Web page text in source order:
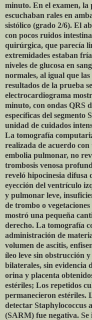
minuto. En el examen, la
escuchaban rales en
sistólico (grado 2/6). El
con pocos ruidos
quirúrgica, que parecía
extremidades estaban
niveles de glucosa en
normales, al igual que
resultados de la prueba
electrocardiograma
minuto, con ondas QRS
específicas del segmento
unidad de cuidados
La tomografía
realizada de acuerdo
embolia pulmonar, no
trombosis venosa
reveló hipocinesia difusa
eyección del ventrículo
y pulmonar leve,
de trombo o
mostró una pequeña
derecho. La tomografía
administración de
volumen de ascitis,
íleo leve sin obstrucción
bilaterales, sin evidencia
orina y placenta
estériles; Los repetidos
permanecieron estériles.
detectar Staphylococcus
(SARM) fue negativa.